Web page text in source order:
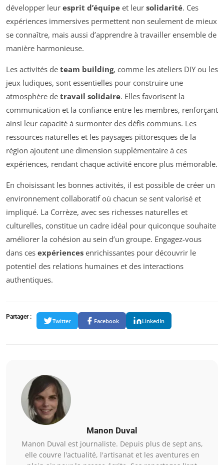
développer leur esprit d’équipe et leur solidarité. Ces
expériences immersives permettent non seulement de mieux
se connaître, mais aussi d’apprendre à travailler ensemble de
manière harmonieuse.
Les activités de team building, comme les ateliers DIY ou les
jeux ludiques, sont essentielles pour construire une
atmosphère de travail solidaire. Elles favorisent la
communication et la confiance entre les membres, renforçant
ainsi leur capacité à surmonter des défis communs. Les
ressources naturelles et les paysages pittoresques de la
région ajoutent une dimension supplémentaire à ces
expériences, rendant chaque activité encore plus mémorable.
En choisissant les bonnes activités, il est possible de créer un
environnement collaboratif où chacun se sent valorisé et
impliqué. La Corrèze, avec ses richesses naturelles et
culturelles, constitue un cadre idéal pour quiconque souhaite
améliorer la cohésion au sein d’un groupe. Engagez-vous
dans ces expériences enrichissantes pour découvrir le
potentiel des relations humaines et des interactions
authentiques.
Partager :
Twitter Facebook LinkedIn
Manon Duval
Manon Duval est journaliste. Depuis plus de sept ans,
elle couvre l'actualité, l'artisanat et les aventures en